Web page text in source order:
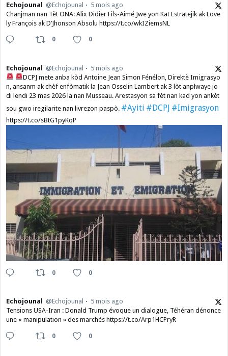
Echojounal @Echojounal
5 mois ago
Chanjman nan Tèt ONA: Alix Didier Fils-Aimé Jwe yon Kat Estratejik ak Love
ly François ak D’Jhonson Absolu https://t.co/wkIZiemsNL
0 0
Echojounal @Echojounal
5 mois ago
DCPJ mete anba kòd Antoine Jean Simon Fénélon, Direktè Imigrasyo
n, ansanm ak chèf enfòmatik la Jean Osselin Lambert ak 3 lòt anplwaye jo
di lendi 23 mas 2026 la nan Musseau. Arestasyon sa fèt nan kad yon ankèt
sou gwo iregilarite nan livrezon paspò. #Ayiti #DCPJ #Imigrasyon
https://t.co/sBtG1pyKqP
0 0
Echojounal @Echojounal
5 mois ago
Tensions USA-Iran : Donald Trump évoque un dialogue, Téhéran dénonce
une « manipulation » des marchés https://t.co/Arp1HCPryR
0 0